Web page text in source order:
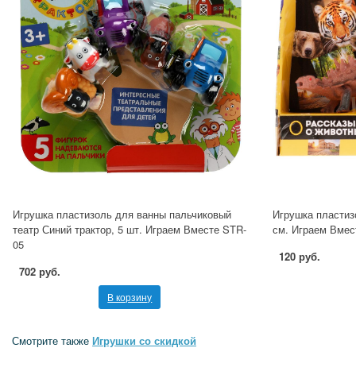
Игрушка пластизоль для ванны пальчиковый
театр Синий трактор, 5 шт. Играем Вместе STR-
05
702 руб.
В корзину
Игрушка
см. Играем
120 руб.
Смотрите также Игрушки со скидкой